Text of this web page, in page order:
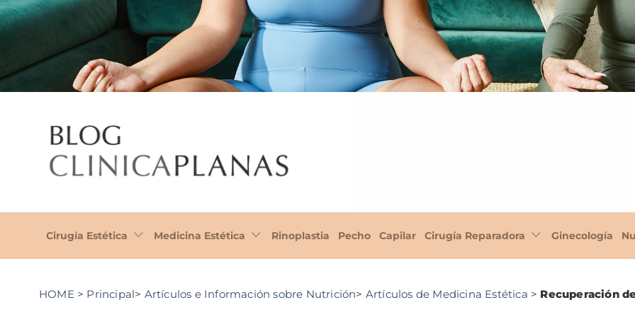
Cirugía Estética Medicina Estética Rinoplastia Pecho Capilar Cirugía Reparadora Ginecología
HOME > Principal> Artículos e Información sobre Nutrición> Artículos de Medicina Estética > Recuperación